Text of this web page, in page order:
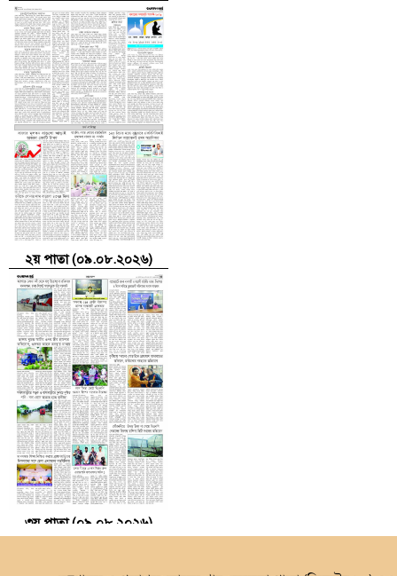
২য় পাতা (০৯.০৮.২০২৬)
৩য় পাতা (০৯.০৮.২০২৬)